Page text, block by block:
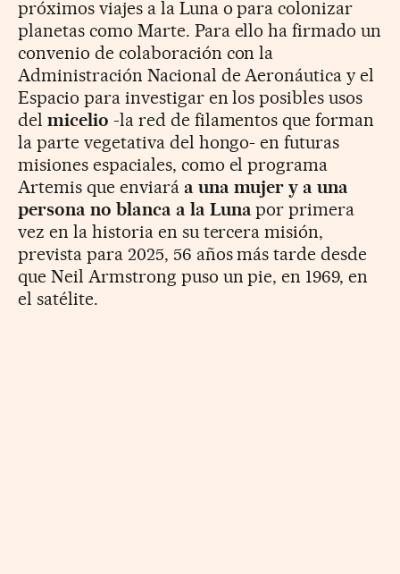
próximos viajes a la Luna o para colonizar
planetas como Marte. Para ello ha firmado un
convenio de colaboración con la
Administración Nacional de Aeronáutica y el
Espacio para investigar en los posibles usos
del micelio -la red de filamentos que forman
la parte vegetativa del hongo- en futuras
misiones espaciales, como el programa
Artemis que enviará a una mujer y a una
persona no blanca a la Luna por primera
vez en la historia en su tercera misión,
prevista para 2025, 56 años más tarde desde
que Neil Armstrong puso un pie, en 1969, en
el satélite.